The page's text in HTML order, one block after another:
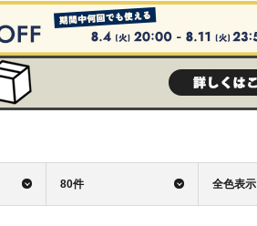
80件 全色表示